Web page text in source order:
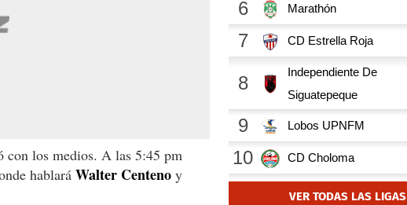
con los medios. A las 5:45 pm
hablará Walter Centeno y
VER TODAS LAS LIGAS